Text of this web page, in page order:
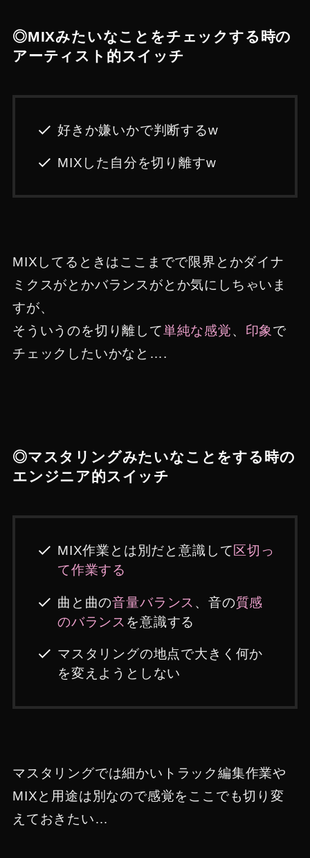
◎MIXみたいなことをチェックする時の
アーティスト的スイッチ
好きか嫌いかで判断するw
MIXした自分を切り離すw
MIXしてるときはここまでで限界とかダイナ
ミクスがとかバランスがとか気にしちゃいま
すが、
そういうのを切り離して単純な感覚、 印象 で
チェックしたいかなと….
◎マスタリングみたいなことをする時の
エンジニア的スイッチ
MIX作業とは別だと意識して区切っ
て作業する
曲と曲の音量バランス 、音の質感
のバランス を意識する
マスタリングの地点で大きく何か
を変えようとしない
マスタリングでは細かいトラック編集作業や
MIXと用途は別なので感覚をここでも切り変
えておきたい…